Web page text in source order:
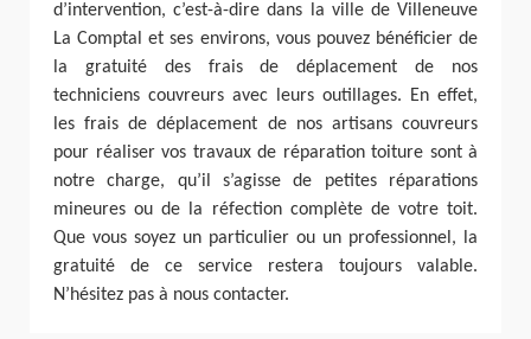
d’intervention, c’est-à-dire dans la ville de Villeneuve
La Comptal et ses environs, vous pouvez bénéficier de
la gratuité des frais de déplacement de nos
techniciens couvreurs avec leurs outillages. En effet,
les frais de déplacement de nos artisans couvreurs
pour réaliser vos travaux de réparation toiture sont à
notre charge, qu’il s’agisse de petites réparations
mineures ou de la réfection complète de votre toit.
Que vous soyez un particulier ou un professionnel, la
gratuité de ce service restera toujours valable.
N’hésitez pas à nous contacter.